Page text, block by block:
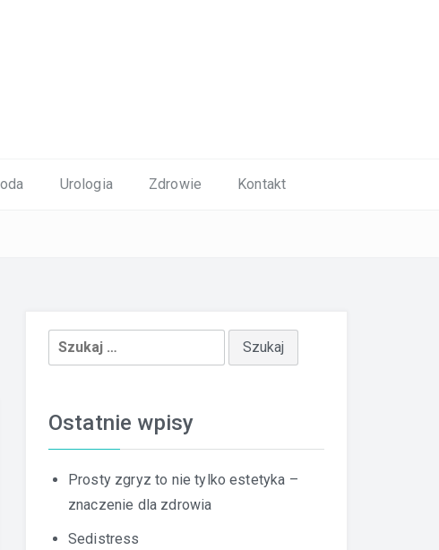
Urologia Zdrowie Kontakt
Szukaj:
Ostatnie wpisy
Prosty zgryz to nie tylko estetyka –
znaczenie dla zdrowia
Sedistress